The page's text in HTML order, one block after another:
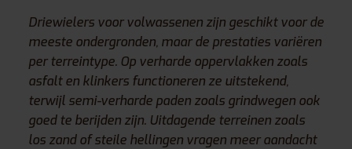
Driewielers voor volwassenen zijn geschikt voor de
meeste ondergronden, maar de prestaties variëren
per terreintype. Op verharde oppervlakken zoals
asfalt en klinkers functioneren ze uitstekend,
terwijl semi-verharde paden zoals grindwegen ook
goed te berijden zijn. Uitdagende terreinen zoals
los zand of steile hellingen vragen meer aandacht